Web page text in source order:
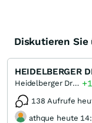
Diskutieren
HEIDELBERGER
Heidelberger Druckmaschinen
138 Aufrufe
athque heute